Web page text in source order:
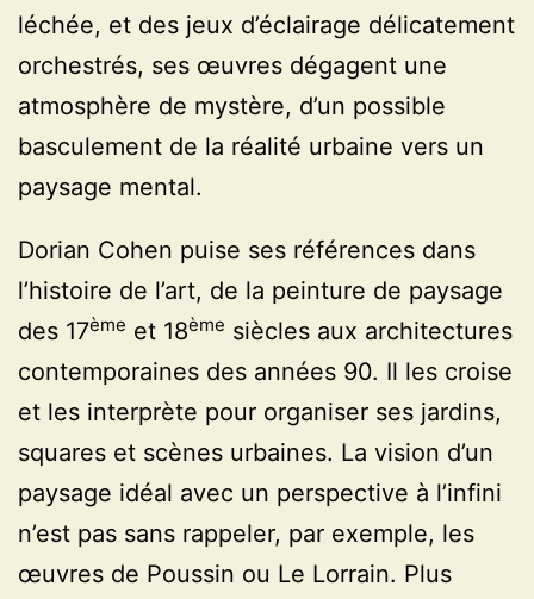
léchée, et des jeux d’éclairage délicatement
orchestrés, ses œuvres dégagent une
atmosphère de mystère, d’un possible
basculement de la réalité urbaine vers un
paysage mental.
Dorian Cohen puise ses références dans
l’histoire de l’art, de la peinture de paysage
des 17ème et 18ème siècles aux architectures
contemporaines des années 90. Il les croise
et les interprète pour organiser ses jardins,
squares et scènes urbaines. La vision d’un
paysage idéal avec un perspective à l’infini
n’est pas sans rappeler, par exemple, les
œuvres de Poussin ou Le Lorrain. Plus